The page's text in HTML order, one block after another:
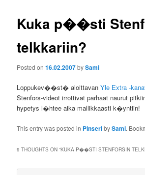
Kuka p��sti
telkkariin?
Posted on16.02.2007bySami
Loppukev��st� aloittavanYle Extra -
Stenfors-videot irrottivat parhaat naurut
hypetys l�htee aika mallikkaasti k�yntiin!
This entry was posted in PinseribySami.
9 THOUGHTS ON “KUKA P��STI STENFORSIN